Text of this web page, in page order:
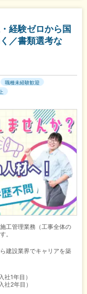
経験ゼロから国
／書類選考な
職種未経験歓迎
工管理業務（工事全体の
。
建設業界でキャリアを築
1年目）
社2年目）